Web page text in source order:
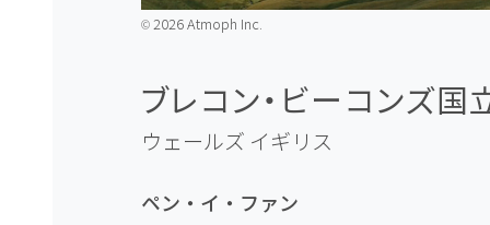
©️2026 Atmoph Inc.
ブレコン・ビーコンズ
ウェールズ イギリス
ペン・イ・ファン